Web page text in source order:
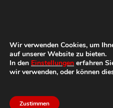
Wir verwenden Cookies, um
auf unserer Website zu bieten.
In den Einstellungen erfahren
wir verwenden, oder können
Zustimmen